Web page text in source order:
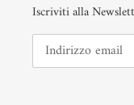
Iscriviti alla